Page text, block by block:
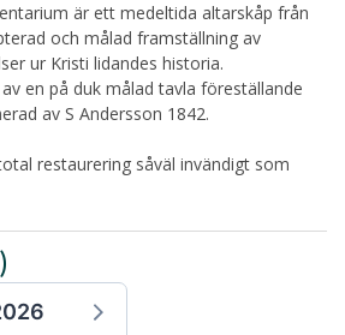
är ett medeltida altarskåp från
och målad framställning av
ur Kristi lidandes historia.
en på duk målad tavla föreställande
av S Andersson 1842.
restaurering såväl invändigt som